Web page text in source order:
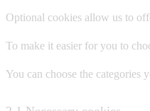
Optional cookies allow us to
To make it easier for you to
You can choose the categories